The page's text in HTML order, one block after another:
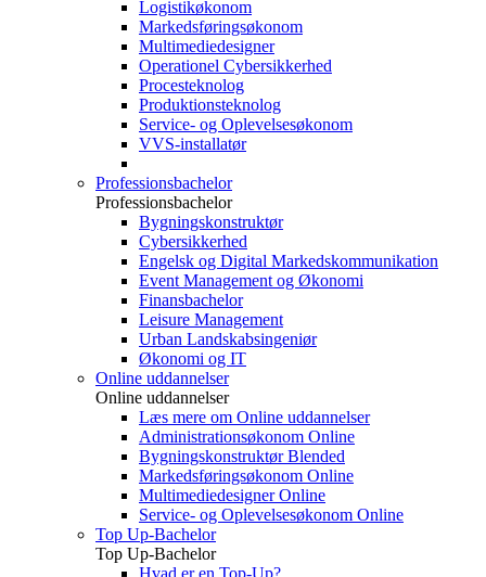
Logistikøkonom
Markedsføringsøkonom
Multimediedesigner
Operationel Cybersikkerhed
Procesteknolog
Produktionsteknolog
Service- og Oplevelsesøkonom
VVS-installatør
Professionsbachelor
Professionsbachelor
Bygningskonstruktør
Cybersikkerhed
Engelsk og Digital Markedskommunikation
Event Management og Økonomi
Finansbachelor
Leisure Management
Urban Landskabsingeniør
Økonomi og IT
Online uddannelser
Online uddannelser
Læs mere om Online uddannelser
Administrationsøkonom Online
Bygningskonstruktør Blended
Markedsføringsøkonom Online
Multimediedesigner Online
Service- og Oplevelsesøkonom Online
Top Up-Bachelor
Top Up-Bachelor
Hvad er en Top-Up?